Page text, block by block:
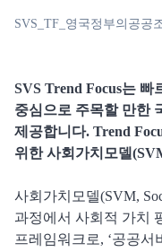
SVS_TF_영국정부의공공
SVS Trend Focus는
중심으로 주목할 만한
제공합니다. Trend
위한 사회가치모델
사회가치모델(SVM,
과정에서 사회적 가치
프레임워크로, ‘공공서